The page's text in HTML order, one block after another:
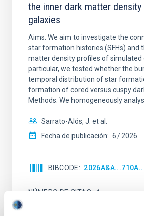
the inner dark matter
galaxies
Aims. We aim to investigate the
star formation histories (SFHs) and
matter density profiles of simulated
particular, we tested whether the
temporal distribution of star
formation of cored versus cuspy
Methods. We homogeneously
Sarrato-Alós, J. et al.
Fecha de publicación: 6 2026
BIBCODE
NÚMERO DE CITAS 1